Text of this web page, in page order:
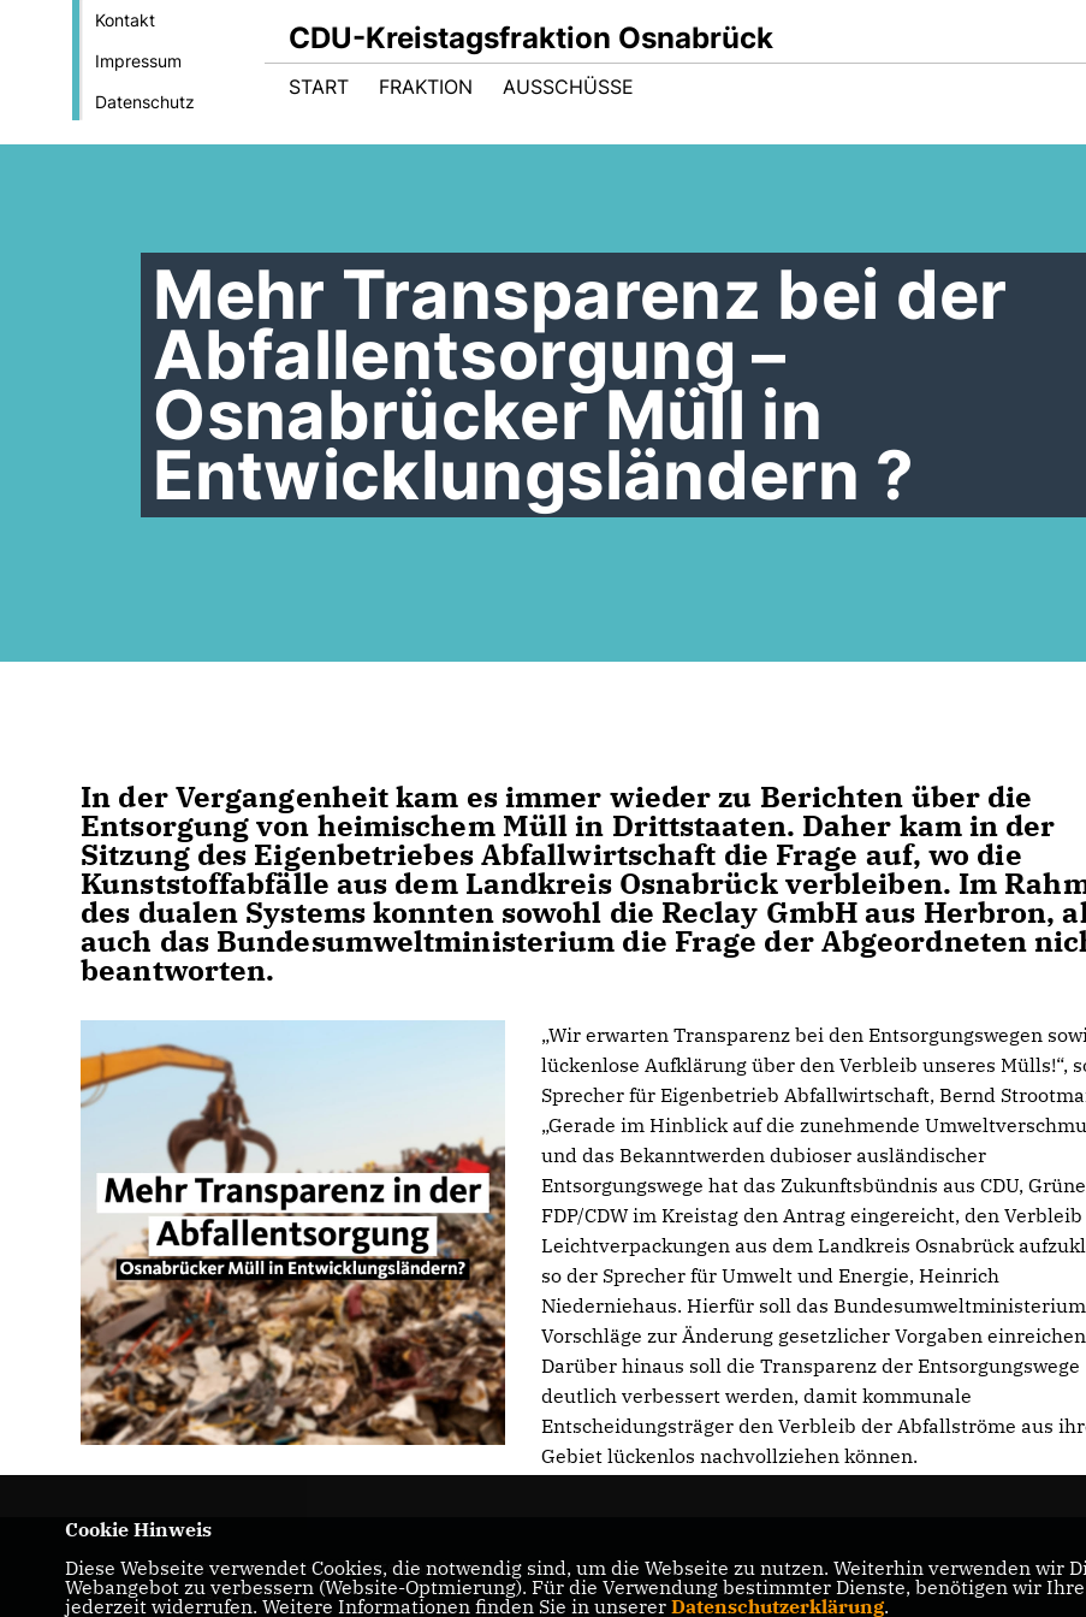
Kontakt
Impressum
Datenschutz
CDU-Kreistagsfraktion Osnabrück
START FRAKTION AUSSCHÜSSE
Mehr Transparenz bei der
Abfallentsorgung –
Osnabrücker Müll in
Entwicklungsländern ?
In der Vergangenheit kam es immer wieder zu Berichten über die
Entsorgung von heimischem Müll in Drittstaaten. Daher kam in der
Sitzung des Eigenbetriebes Abfallwirtschaft die Frage auf, wo die
Kunststoffabfälle aus dem Landkreis Osnabrück verbleiben. Im
des dualen Systems konnten sowohl die Reclay GmbH aus Herbron,
auch das Bundesumweltministerium die Frage der Abgeordneten
beantworten.
Wir erwarten Transparenz bei den Entsorgungswegen
lückenlose Aufklärung über den Verbleib unseres Mülls!“,
Sprecher für Eigenbetrieb Abfallwirtschaft, Bernd
Gerade im Hinblick auf die zunehmende
und das Bekanntwerden dubioser ausländischer
Entsorgungswege hat das Zukunftsbündnis aus CDU,
FDP/CDW im Kreistag den Antrag eingereicht, den
Leichtverpackungen aus dem Landkreis Osnabrück
so der Sprecher für Umwelt und Energie, Heinrich
Niederniehaus. Hierfür soll das Bundesumweltministerium
Vorschläge zur Änderung gesetzlicher Vorgaben
Darüber hinaus soll die Transparenz der Entsorgungswege
deutlich verbessert werden, damit kommunale
Entscheidungsträger den Verbleib der Abfallströme aus
Gebiet lückenlos nachvollziehen können.
Internetseite der CDU-Kreistagsfraktion
Osnabrück
CDU Niedersachsen
Cookie Hinweis
Diese Webseite verwendet Cookies, die notwendig sind, um die Webseite zu nutzen. Weiterhin verwenden wir
Webangebot zu verbessern (Website-Optmierung). Für die Verwendung bestimmter Dienste, benötigen wir
jederzeit widerrufen. Weitere Informationen finden Sie in unserer Datenschutzerklärung.